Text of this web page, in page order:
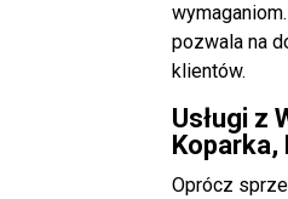
pozwala na
klientów.
Usługi z
Koparka,
Oprócz